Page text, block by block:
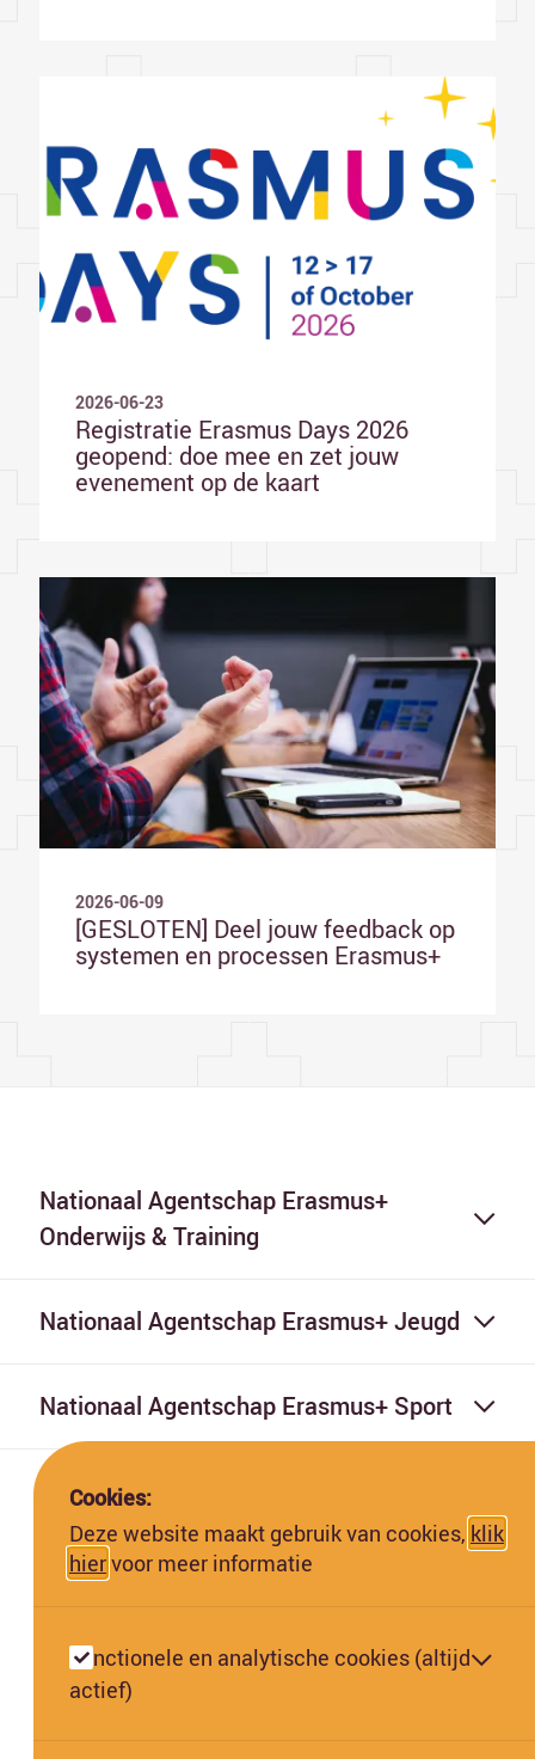
2026-06-23
Registratie Erasmus Days 2026
geopend: doe mee en zet jouw
evenement op de kaart
2026-06-09
[GESLOTEN] Deel jouw feedback op
systemen en processen Erasmus+
Nationaal Agentschap Erasmus+
Onderwijs & Training
Nationaal Agentschap Erasmus+ Jeugd
Nationaal Agentschap Erasmus+ Sport
gesteld voor de inhoud hiervan.
Cookies:
Deze website maakt gebruik van cookies, klik
hiervoor meer informatie
Functionele en analytische cookies (altijd
actief)